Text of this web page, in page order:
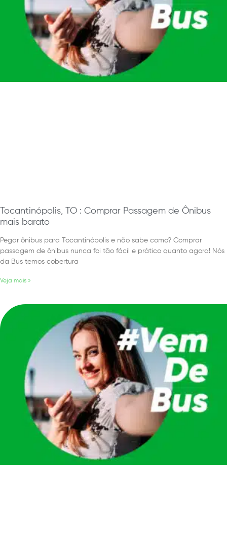
Tocantinópolis, TO : Comprar Passagem de Ônibus
mais barato
Pegar ônibus para Tocantinópolis e não sabe como? Comprar
passagem de ônibus nunca foi tão fácil e prático quanto agora! Nós
da Bus temos cobertura
Veja mais »